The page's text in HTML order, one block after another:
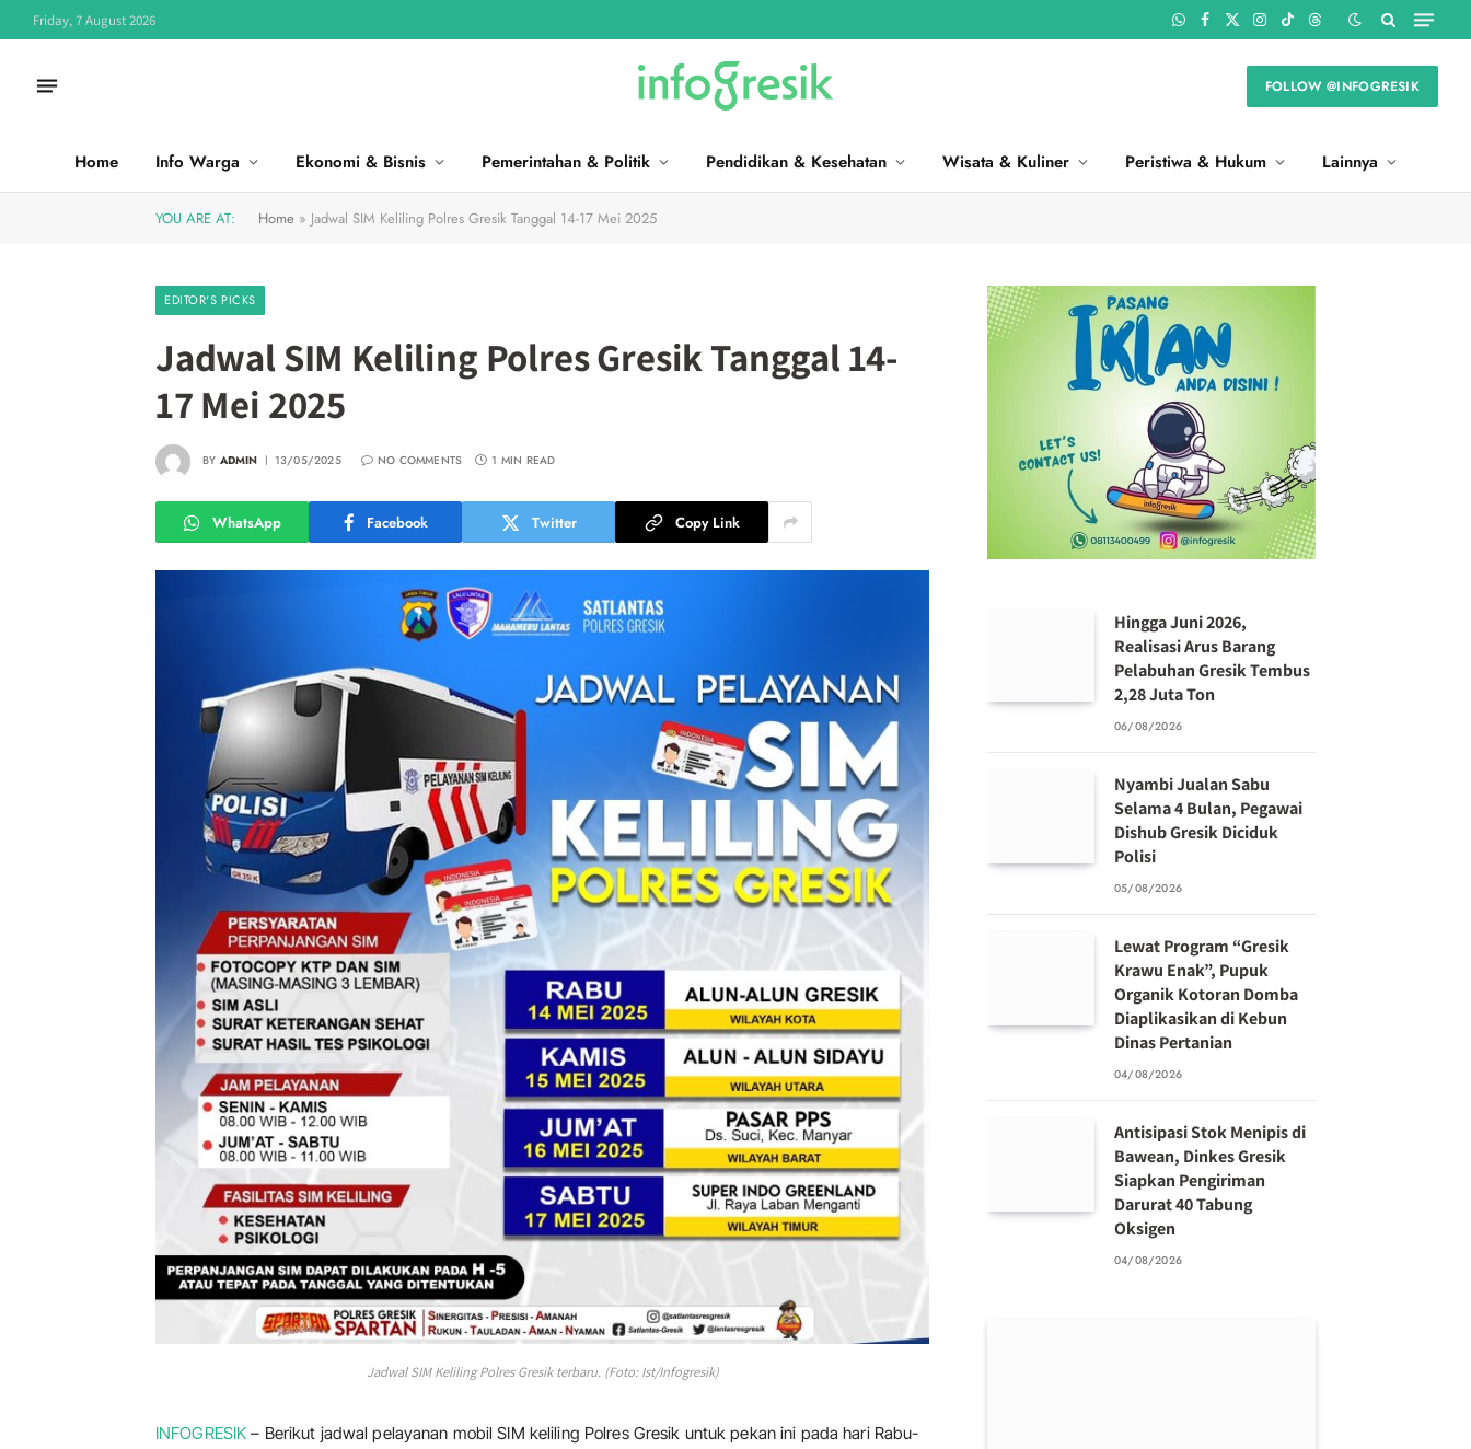
Friday, 7 August 2026 WhatsApp
Facebook
X
Instagram
TikTokThreads
FOLLOW @INFOGRESIK
Home Info Warga Ekonomi & Bisnis Pemerintahan & Politik Pendidikan & Kesehatan Wisata & Kuliner Peristiwa & Hukum Lainnya
YOU ARE AT: Home » Jadwal SIM Keliling Polres Gresik Tanggal 14-17 Mei 2025
EDITOR'S PICKS
Jadwal SIM Keliling Polres Gresik Tanggal 14-
17 Mei 2025
BY ADMIN 13/05/2025 NO COMMENTS 1 MIN READ
WhatsApp Facebook Twitter Copy Link
Jadwal SIM Keliling Polres Gresik terbaru. (Foto: Ist/Infogresik)
INFOGRESIK – Berikut jadwal pelayanan mobil SIM keliling Polres Gresik untuk pekan ini pada hari Rabu-
Hingga Juni 2026,
Realisasi Arus Barang
Pelabuhan Gresik Tembus
2,28 Juta Ton
06/08/2026
Nyambi Jualan Sabu
Selama 4 Bulan, Pegawai
Dishub Gresik Diciduk
Polisi
05/08/2026
Lewat Program “Gresik
Krawu Enak”, Pupuk
Organik Kotoran Domba
Diaplikasikan di Kebun
Dinas Pertanian
04/08/2026
Antisipasi Stok Menipis di
Bawean, Dinkes Gresik
Siapkan Pengiriman
Darurat 40 Tabung
Oksigen
04/08/2026